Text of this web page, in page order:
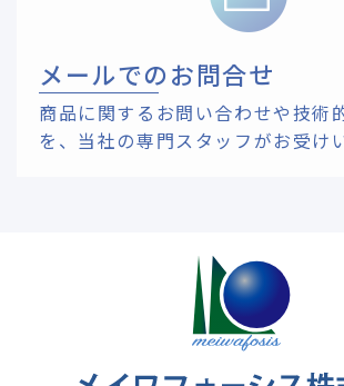
メールでのお問合せ
商品に関するお問い合わせや技術
を、 当社の専門スタッフがお受け